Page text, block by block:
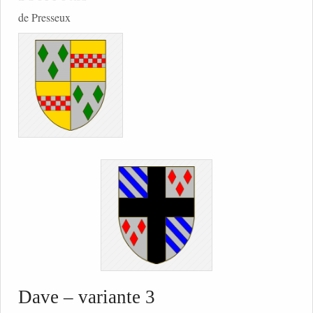
de Presseux
Dave – variante 3